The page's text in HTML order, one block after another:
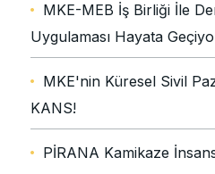
MKE-MEB İş Birliği İle
Uygulaması Hayata
MKE'nin Küresel Sivil
KANS!
PİRANA Kamikaze